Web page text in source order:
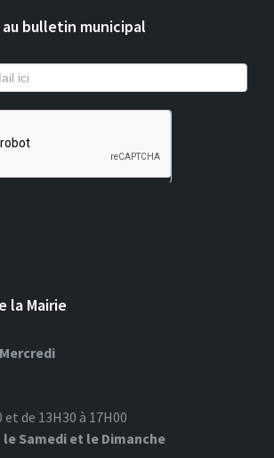
bulletin municipal
la Mairie
et de 13H30 à 17H00
Samedi et le Dimanche